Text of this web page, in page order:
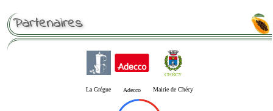
Partenaires
La Grégue Adecco Mairie de Chécy